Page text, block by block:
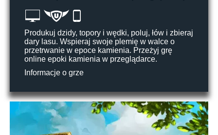
Produkuj dzidy, topory i wędki, poluj, łów i zbieraj
dary lasu. Wspieraj swoje plemię w walce o
przetrwanie w epoce kamienia. Przeżyj grę
online epoki kamienia w przeglądarce.
Informacje o grze